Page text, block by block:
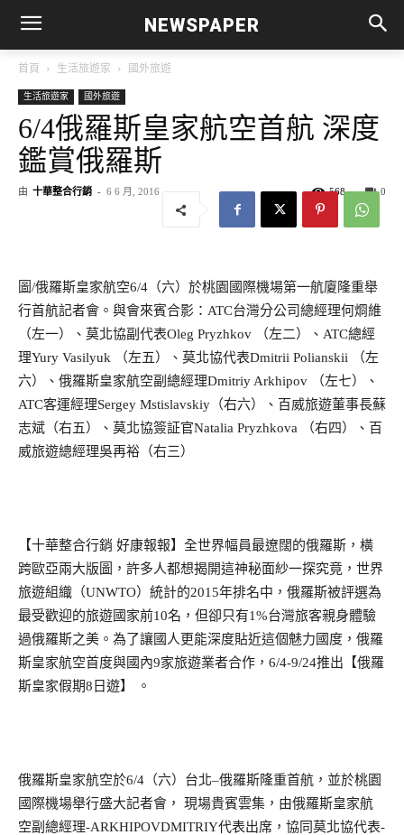
NEWSPAPER
首頁 生活旅遊家 國外旅遊
生活旅遊家 國外旅遊
6/4俄羅斯皇家航空首航 深度
鑑賞俄羅斯
由 十華整合行銷 - 6 6 月, 2016 0
568
圖/俄羅斯皇家航空6/4 （六）於桃園國際機場第一航廈隆重舉
行首航記者會。與會來賓合影： ATC台灣分公司總經理何烱維
（左一）、莫北協副代表Oleg Pryzhkov （左二）、 ATC總經
理Yury Vasilyuk （左五）、莫北協代表Dmitrii Polianskii
（左
六）、俄羅斯皇家航空副總經理Dmitriy Arkhipov
（左七）、
ATC客運經理Sergey Mstislavskiy （右六）、百威旅遊董事長蘇
志斌（右五）、莫北協簽証官Natalia Pryzhkova
（右四）、百
威旅遊總經理吳再裕（右三）
【十華整合行銷 好康報報】全世界幅員最遼闊的俄羅斯，橫
跨歐亞兩大版圖，許多人都想揭開這神秘面紗一探究竟，世界
旅遊組織（UNWTO）統計的2015年排名中，俄羅斯被評選為
最受歡迎的旅遊國家前10名，但卻只有1%台灣旅客親身體驗
過俄羅斯之美。為了讓國人更能深度貼近這個魅力國度，俄羅
斯皇家航空首度與國內9家旅遊業者合作， 6/4-9/24推出【俄羅
斯皇家假期8 日遊】 。
俄羅斯皇家航空於6/4 （六）台北–俄羅斯隆重首航，並於桃園
國際機場舉行盛大記者會， 現場貴賓雲集，由俄羅斯皇家航
空副總經理-ARKHIPOVDMITRIY代表出席，協同莫北協代表-